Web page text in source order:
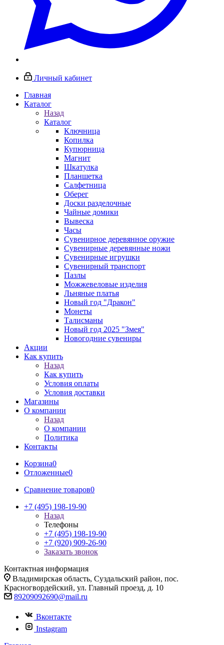
Личный кабинет
Главная
Каталог
Назад
Каталог
Ключница
Копилка
Купюрница
Магнит
Шкатулка
Планшетка
Салфетница
Оберег
Доски разделочные
Чайные домики
Вывеска
Часы
Сувенирное деревянное оружие
Сувенирные деревянные ножи
Сувенирные игрушки
Сувенирный транспорт
Пазлы
Можжевеловые изделия
Льняные платья
Новый год "Дракон"
Монеты
Талисманы
Новый год 2025 "Змея"
Новогодние сувениры
Акции
Как купить
Назад
Как купить
Условия оплаты
Условия доставки
Магазины
О компании
Назад
О компании
Политика
Контакты
Корзина0
Отложенные0
Сравнение товаров0
+7 (495) 198-19-90
Назад
Телефоны
+7 (495) 198-19-90
+7 (920) 909-26-90
Заказать звонок
Контактная информация
Владимирская область, Суздальский район, пос.
Красногвордейский, ул. Главный проезд, д. 10
89209092690@mail.ru
Вконтакте
Instagram